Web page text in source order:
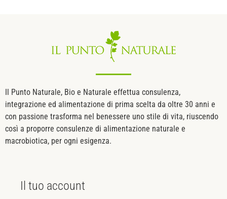
Il Punto Naturale, Bio e Naturale effettua consulenza,
integrazione ed alimentazione di prima scelta da oltre 30 anni e
con passione trasforma nel benessere uno stile di vita, riuscendo
così a proporre consulenze di alimentazione naturale e
macrobiotica, per ogni esigenza.
Il tuo account